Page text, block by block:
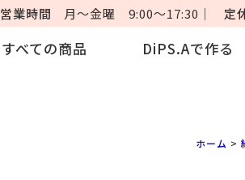
営業時間 月～金曜 9:00～17:30｜ 定
すべての商品 DiPS.Aで作る
ホーム >